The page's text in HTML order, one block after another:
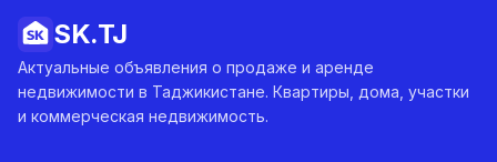
SK.TJ
Актуальные объявления о продаже и аренде
недвижимости в Таджикистане. Квартиры, дома, участки
и коммерческая недвижимость.